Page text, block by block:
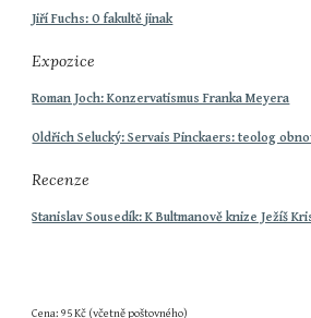
Jiří Fuchs: O fakultě jinak
Expozice
Roman Joch: Konzervatismus Franka Meyera
Oldřich Selucký: Servais Pinckaers: teolog
Recenze
Stanislav Sousedík: K Bultmanově knize Ježíš
Cena: 95 Kč (včetně poštovného)